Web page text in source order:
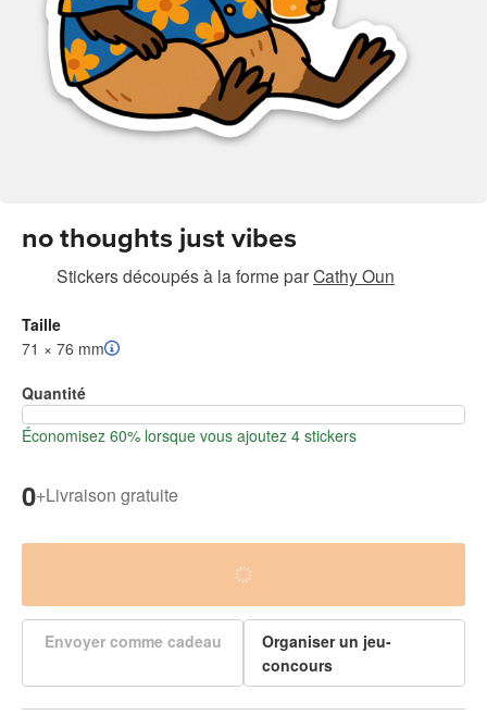
no thoughts just vibes
Stickers découpés à la forme parCathy Oun
Taille
71 × 76 mm
Quantité
Économisez 60% lorsque vous ajoutez 4 stickers
0+Livraison gratuite
Envoyer comme cadeau
Organiser un jeu-
concours